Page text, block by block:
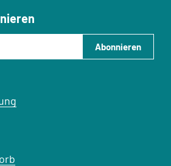
Abonnieren